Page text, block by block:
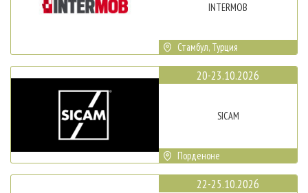
INTERMOB
Стамбул, Турция
20-23.10.2026
SICAM
Порденоне
22-25.10.2026